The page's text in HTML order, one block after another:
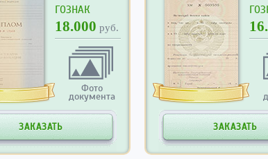
ГОЗНАК
18.000 руб.
Фото
документа
ЗАКАЗАТЬ ЗАКАЗАТЬ